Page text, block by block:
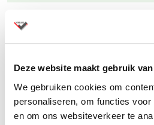
Deze website maakt gebruik
We gebruiken cookies om
personaliseren, om functies
en om ons websiteverkeer te
Specificaties